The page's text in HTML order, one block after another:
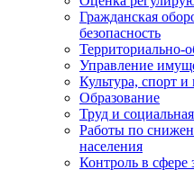
Гражданская
безопасность
Территориально-
Управление
Культура, спорт
Образование
Труд и
Работы по
населения
Контроль в сфере